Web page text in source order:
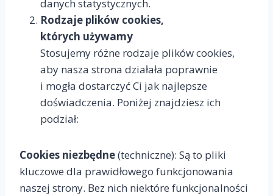
danych statystycznych.
Rodzaje plików cookies,
których używamy
Stosujemy różne rodzaje plików cookies,
aby nasza strona działała poprawnie
i mogła dostarczyć Ci jak najlepsze
doświadczenia. Poniżej znajdziesz ich
podział:
Cookies niezbędne(techniczne): Są to pliki
kluczowe dla prawidłowego funkcjonowania
naszej strony. Bez nich niektóre funkcjonalności